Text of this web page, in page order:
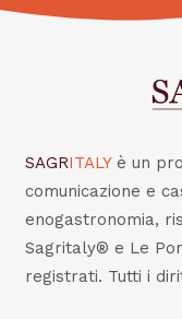
SAGRITALY è un
comunicazione e
enogastronomia,
Sagritaly® e Le
registrati. Tutti i